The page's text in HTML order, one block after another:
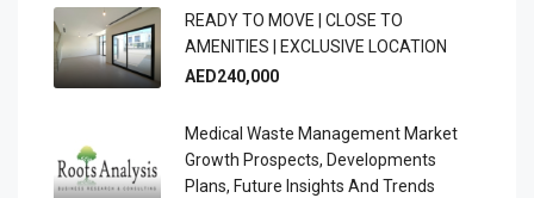
READY TO MOVE | CLOSE TO
AMENITIES | EXCLUSIVE LOCATION
AED240,000
Medical Waste Management Market
Growth Prospects, Developments
Plans, Future Insights And Trends